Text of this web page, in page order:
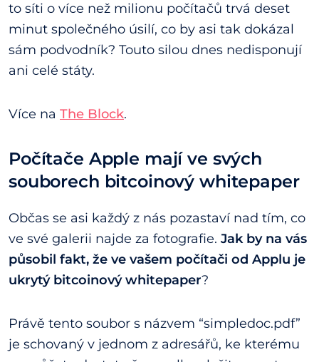
to síti o více než milionu počítačů trvá deset
minut společného úsilí, co by asi tak dokázal
sám podvodník? Touto silou dnes nedisponují
ani celé státy.
Více na The Block.
Počítače Apple mají ve svých
souborech bitcoinový whitepaper
Občas se asi každý z nás pozastaví nad tím, co
ve své galerii najde za fotografie. Jak by na vás
působil fakt, že ve vašem počítači od Applu je
ukrytý bitcoinový whitepaper?
Právě tento soubor s názvem “simpledoc.pdf”
je schovaný v jednom z adresářů, ke kterému